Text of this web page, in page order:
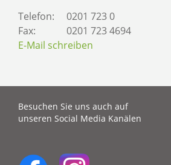
Telefon:
0201 723 0
Fax:
0201 723 4694
E-Mail schreiben
Besuchen Sie uns auch auf
unseren Social Media Kanälen